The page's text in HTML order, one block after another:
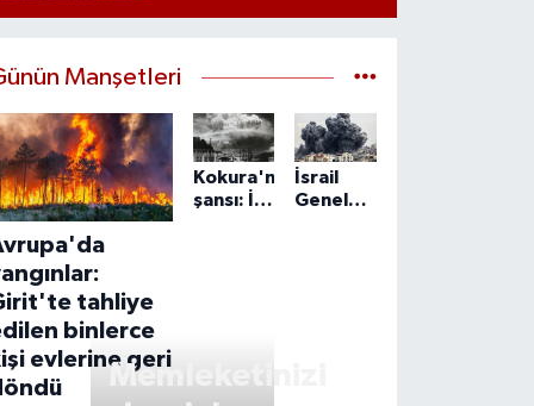
Manşetleri
tahliye
binlerce
evlerine geri
Kokura'nın
şansı: İki
İsrail
Genelkurmay
Memleketinizi